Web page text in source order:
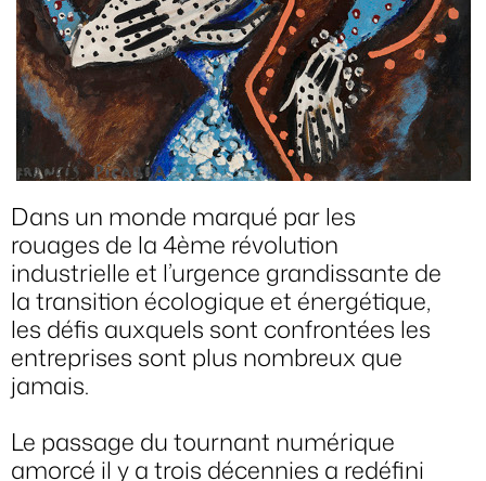
Dans un monde marqué par les
rouages de la 4ème révolution
industrielle et l’urgence grandissante de
la transition écologique et énergétique,
les défis auxquels sont confrontées les
entreprises sont plus nombreux que
jamais.
Le passage du tournant numérique
amorcé il y a trois décennies a redéfini